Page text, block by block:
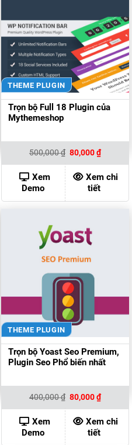
THEME PLUGIN
Trọn bộ Full 18 Plugin của
Mythemeshop
500,000₫ Giá
gốc
là:
500,000 ₫.
80,000₫Giá
hiện
tại
là:
80,000
Xem
Demo
Xem chi
tiết
THEME PLUGIN
Trọn bộ Yoast Seo Premium,
Plugin Seo Phổ biến nhất
400,000₫ Giá
gốc
là:
400,000 ₫.
80,000₫Giá
hiện
tại
là:
80,000
Xem
Demo
Xem chi
tiết